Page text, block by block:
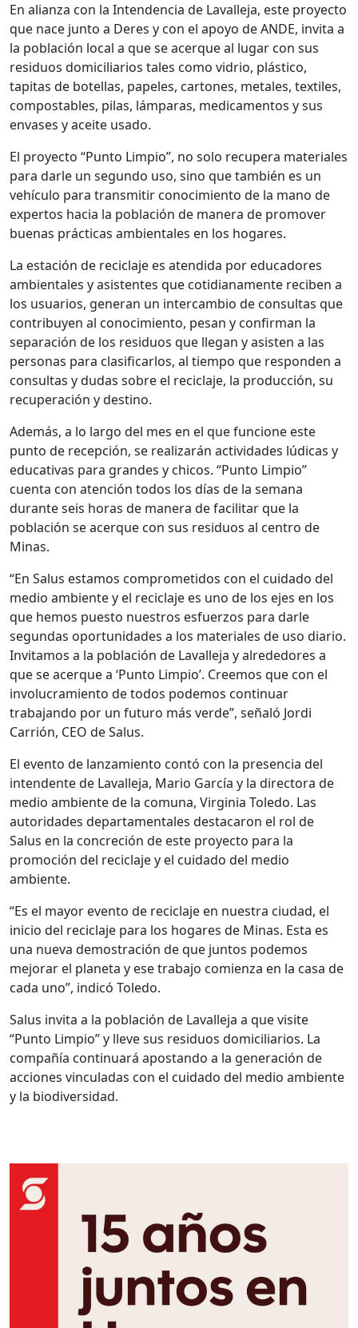
En alianza con la Intendencia de Lavalleja, este proyecto
que nace junto a Deres y con el apoyo de ANDE, invita a
la población local a que se acerque al lugar con sus
residuos domiciliarios tales como vidrio, plástico,
tapitas de botellas, papeles, cartones, metales, textiles,
compostables, pilas, lámparas, medicamentos y sus
envases y aceite usado.
El proyecto “Punto Limpio”, no solo recupera materiales
para darle un segundo uso, sino que también es un
vehículo para transmitir conocimiento de la mano de
expertos hacia la población de manera de promover
buenas prácticas ambientales en los hogares.
La estación de reciclaje es atendida por educadores
ambientales y asistentes que cotidianamente reciben a
los usuarios, generan un intercambio de consultas que
contribuyen al conocimiento, pesan y confirman la
separación de los residuos que llegan y asisten a las
personas para clasificarlos, al tiempo que responden a
consultas y dudas sobre el reciclaje, la producción, su
recuperación y destino.
Además, a lo largo del mes en el que funcione este
punto de recepción, se realizarán actividades lúdicas y
educativas para grandes y chicos. “Punto Limpio”
cuenta con atención todos los días de la semana
durante seis horas de manera de facilitar que la
población se acerque con sus residuos al centro de
Minas.
“En Salus estamos comprometidos con el cuidado del
medio ambiente y el reciclaje es uno de los ejes en los
que hemos puesto nuestros esfuerzos para darle
segundas oportunidades a los materiales de uso diario.
Invitamos a la población de Lavalleja y alrededores a
que se acerque a ‘Punto Limpio’. Creemos que con el
involucramiento de todos podemos continuar
trabajando por un futuro más verde”, señaló Jordi
Carrión, CEO de Salus.
El evento de lanzamiento contó con la presencia del
intendente de Lavalleja, Mario García y la directora de
medio ambiente de la comuna, Virginia Toledo. Las
autoridades departamentales destacaron el rol de
Salus en la concreción de este proyecto para la
promoción del reciclaje y el cuidado del medio
ambiente.
“Es el mayor evento de reciclaje en nuestra ciudad, el
inicio del reciclaje para los hogares de Minas. Esta es
una nueva demostración de que juntos podemos
mejorar el planeta y ese trabajo comienza en la casa de
cada uno”, indicó Toledo.
Salus invita a la población de Lavalleja a que visite
“Punto Limpio” y lleve sus residuos domiciliarios. La
compañía continuará apostando a la generación de
acciones vinculadas con el cuidado del medio ambiente
y la biodiversidad.